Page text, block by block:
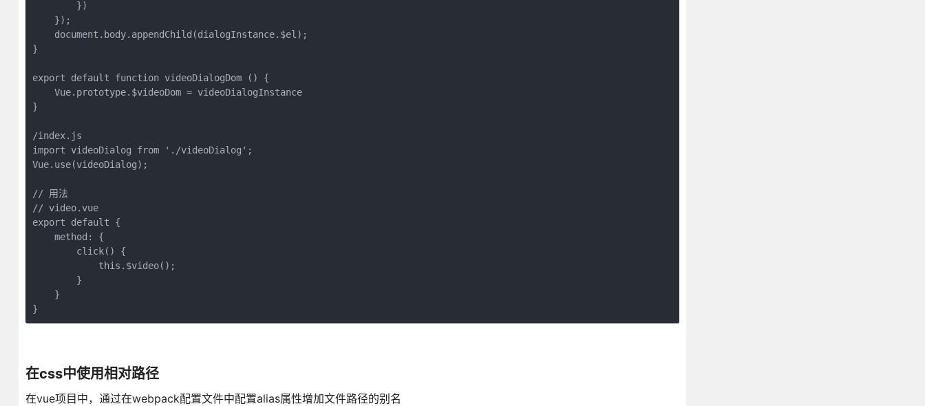
        })
    });
    document.body.appendChild(dialogInstance.$el);
}
export default function videoDialogDom () {
    Vue.prototype.$videoDom = videoDialogInstance
}
/index.js
import videoDialog from './videoDialog';
Vue.use(videoDialog);
// 用法
// video.vue
export default {
    method: {
        click() {
            this.$video();
        }
    }
}
在css中使用相对路径
在vue项目中，通过在webpack配置文件中配置alias属性增加文件路径的别名